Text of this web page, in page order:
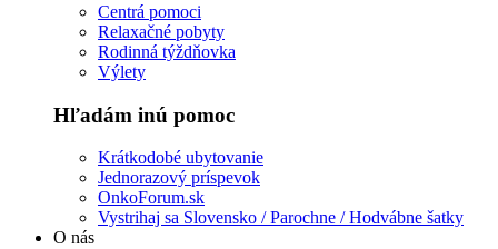
Centrá pomoci
Relaxačné pobyty
Rodinná týždňovka
Výlety
Hľadám inú pomoc
Krátkodobé ubytovanie
Jednorazový príspevok
OnkoForum.sk
Vystrihaj sa Slovensko / Parochne / Hodvábne šatky
O nás